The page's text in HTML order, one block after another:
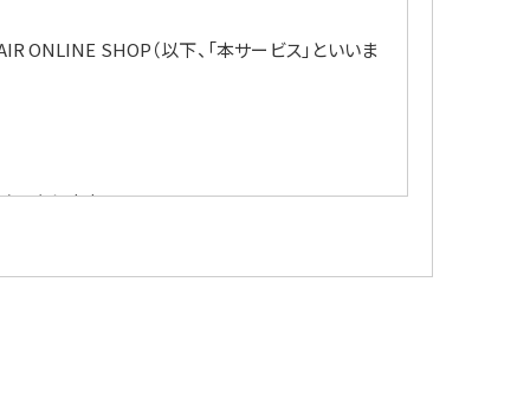
ONLINE SHOP（以下、「本サービス」といいま
のとします。